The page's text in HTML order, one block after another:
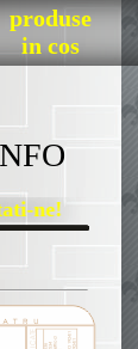
produse
in cos